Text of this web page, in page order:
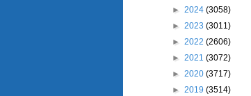
► 2024 (3058)
► 2023 (3011)
► 2022 (2606)
► 2021 (3072)
► 2020 (3717)
► 2019 (3514)